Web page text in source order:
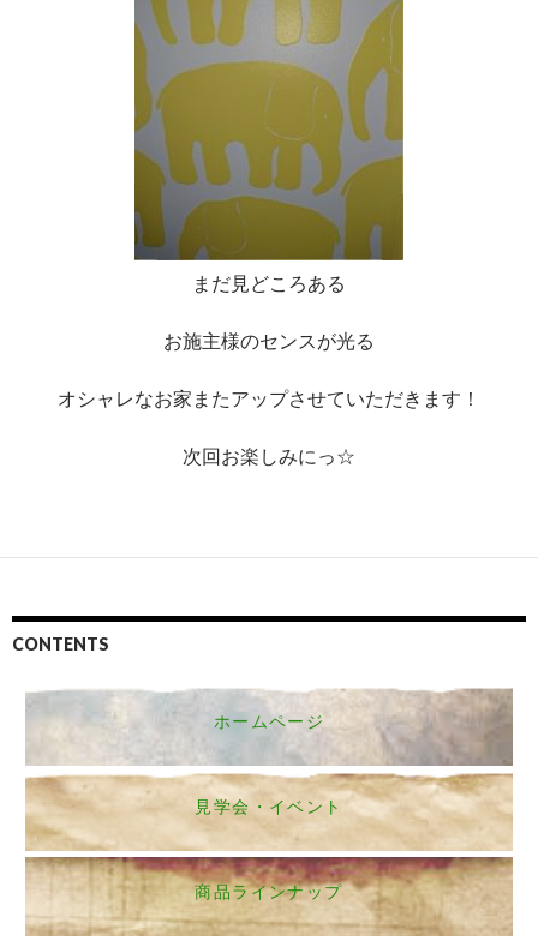
まだ見どころある
お施主様のセンスが光る
オシャレなお家またアップさせていただきます！
次回お楽しみにっ☆
CONTENTS
ホームページ
見学会・イベント
商品ラインナップ